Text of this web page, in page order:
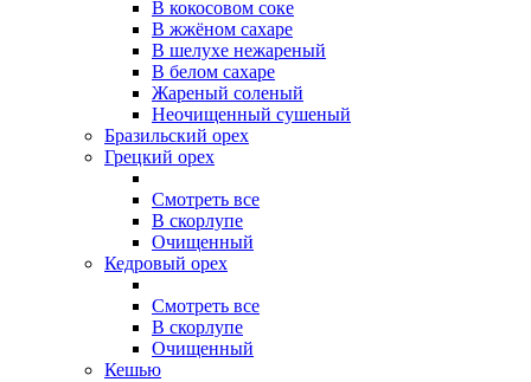
В кокосовом соке
В жжёном сахаре
В шелухе нежареный
В белом сахаре
Жареный соленый
Неочищенный сушеный
Бразильский орех
Грецкий орех
Смотреть все
В скорлупе
Очищенный
Кедровый орех
Смотреть все
В скорлупе
Очищенный
Кешью